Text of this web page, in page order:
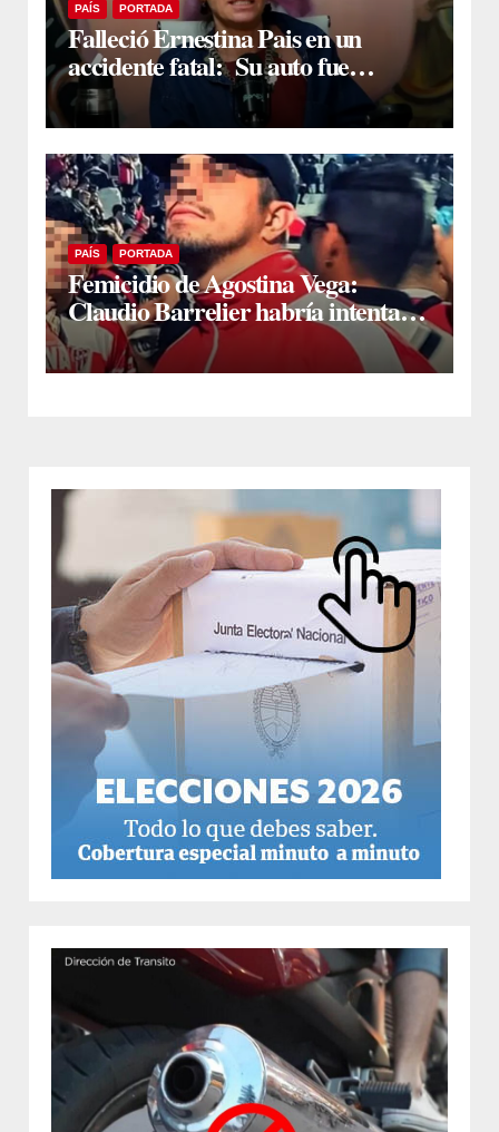
PAÍS PORTADA
Falleció Ernestina Pais en un
accidente fatal: Su auto fue
arrollado por un tren en San Isidro
PAÍS PORTADA
Femicidio de Agostina Vega:
Claudio Barrelier habría intentado
quitarse la vida